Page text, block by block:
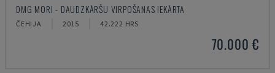
DMG MORI - DAUDZKĀRŠU VIRPOŠANAS IEKĀRTA
ČEHIJA 2015 42.222 HRS
70.000 €